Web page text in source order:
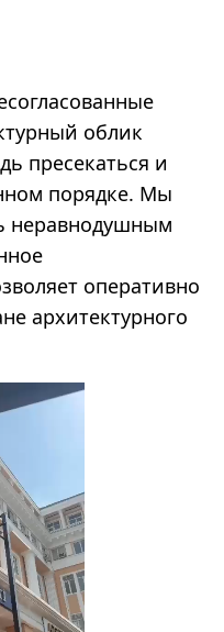
облик
пресекаться и
порядке. Мы
неравнодушным
оперативно
архитектурного